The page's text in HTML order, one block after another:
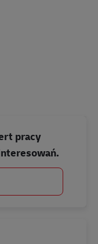
pracy